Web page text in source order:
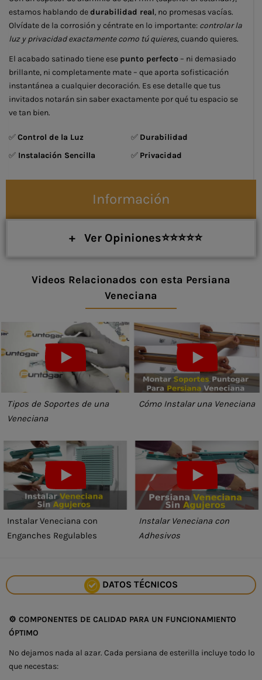
estamos hablando dedurabilidad real, no promesas vacías.
Olvídate de la corrosión y céntrate en lo importante: controlar la
luz y privacidad exactamente como tú quieres, cuando quieres.
El acabado satinado tiene ese punto perfecto – ni demasiado
brillante, ni completamente mate – que aporta sofisticación
instantánea a cualquier decoración. Es ese detalle que tus
invitados notarán sin saber exactamente por qué tu espacio se
ve tan bien.
✅Control de la Luz ✅ Durabilidad
✅ Instalación Sencilla ✅ Privacidad
Información
+ Ver Opiniones⭐⭐⭐⭐⭐
Videos Relacionados con esta Persiana
Veneciana
Tipos de Soportes de una
Veneciana
Cómo Instalar una Veneciana
Instalar Veneciana con
Enganches Regulables
Instalar Veneciana con
Adhesivos
DATOS TÉCNICOS
⚙️ COMPONENTES DE CALIDAD PARA UN FUNCIONAMIENTO
ÓPTIMO
No dejamos nada al azar. Cada persiana de esterilla incluye todo lo
que necestas: